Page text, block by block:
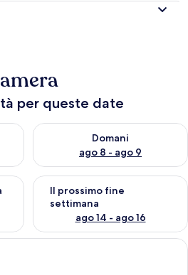
per queste date
sera, ago 7 - ago 8
Domani
ago 8 - ago 9
Verifica la disponibilità per
questo fine settimana, ago 7 - ago
Il prossimo fine
settimana
ago 14 - ago 16
Verifica la disponibilità per il
Una camera da letto moderna con